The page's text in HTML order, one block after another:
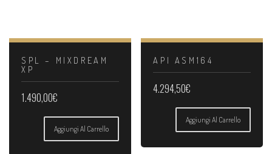
SPL – MIXDREAM
XP
1.490,00€
Aggiungi Al Carrello
API ASM164
4.294,50€
Aggiungi Al Carrello